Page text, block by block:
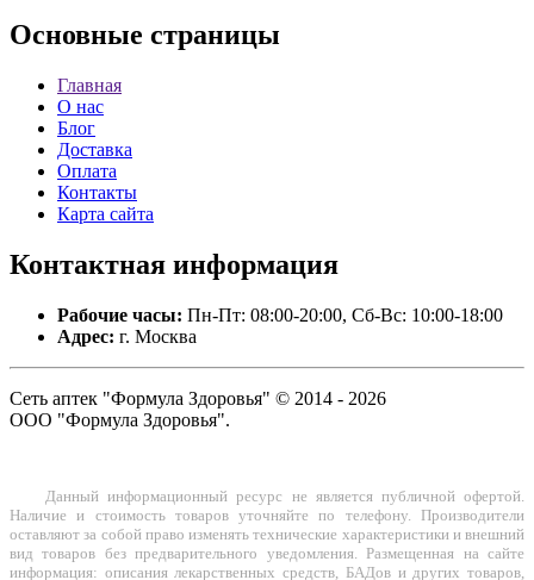
Основные страницы
Главная
О нас
Блог
Доставка
Оплата
Контакты
Карта сайта
Контактная информация
Рабочие часы: Пн-Пт: 08:00-20:00, Сб-Вс: 10:00-18:00
Адрес: г. Москва
Сеть аптек "Формула Здоровья" © 2014 - 2026
ООО "Формула Здоровья".
Данный информационный ресурс не является публичной офертой.
Наличие и стоимость товаров уточняйте по телефону. Производители
оставляют за собой право изменять технические характеристики и внешний
вид товаров без предварительного уведомления. Размещенная на сайте
информация: описания лекарственных средств, БАДов и других товаров,